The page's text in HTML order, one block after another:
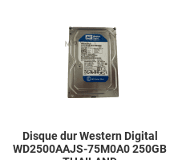
Disque dur Western Digital
WD2500AAJS-75M0A0 250GB